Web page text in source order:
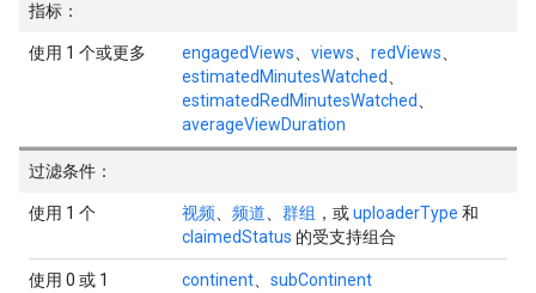
指标：
使用 1 个或更多 engagedViews views redViews
estimatedMinutesWatched
estimatedRedMinutesWatched
averageViewDuration
过滤条件：
使用 1 个 视频 频道 群组 ，或uploaderType 和
claimedStatus 的受支持组合
使用 0 或 1 continent subContinent